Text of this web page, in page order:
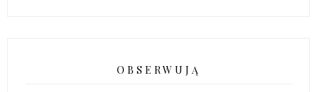
OBSERWUJĄ